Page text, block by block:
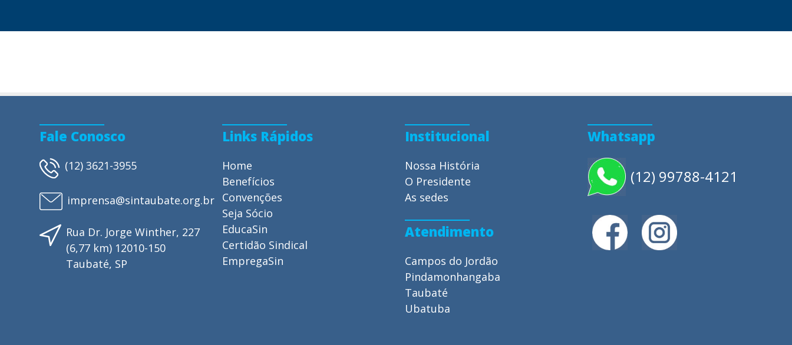
Fale Conosco
(12) 3621-3955
imprensa@sintaubate.org.br
Rua Dr. Jorge Winther, 227
(6,77 km) 12010-150
Taubaté, SP
Links Rápidos
Home
Benefícios
Convenções
Seja Sócio
EducaSin
Certidão Sindical
EmpregaSin
Institucional
Nossa História
O Presidente
As sedes
Atendimento
Campos do Jordão
Pindamonhangaba
Taubaté
Ubatuba
Whatsapp
(12) 99788-4121